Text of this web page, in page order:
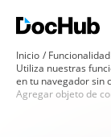
Inicio
Funcionalidad
Utiliza nuestras
en tu navegador sin
Agregar objeto de